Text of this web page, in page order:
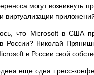
могут
виртуализации приложений.
что Microsoft в США
Николай
в России свой
еще одна пресс-